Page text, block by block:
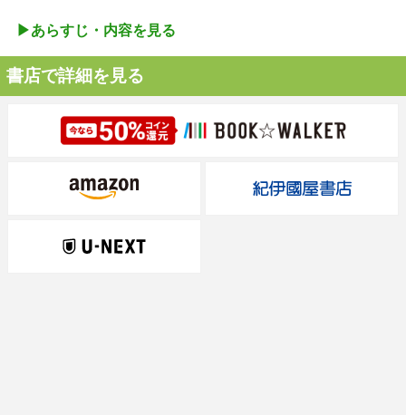
▶︎あらすじ・内容を見る
書店で詳細を見る